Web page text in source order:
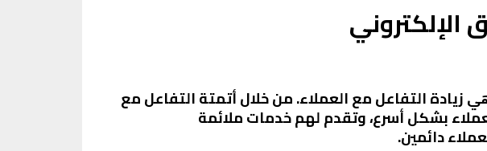
زيادة التفاعل مع العملاء. من خلال أتمتة التفاعل مع
بشكل أسرع، وتقدم لهم خدمات ملائمة
دائمين.